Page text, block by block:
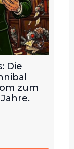
Die
zum